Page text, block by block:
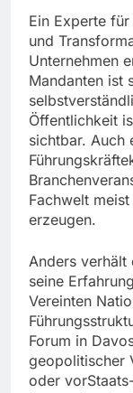
Ein Experte
und
Unternehmen
Mandanten ist
Öffentlichkeit
sichtbar. Auch
Fachwelt
erzeugen.
Anders verhält
seine
Vereinten
Forum in
geopolitischer
oder